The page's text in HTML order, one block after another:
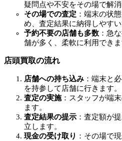
疑問点や不安をその場で解消
その場での査定 ：端末の状
め、査定結果に納得しやすい
予約不要の店舗も多数 ：急
舗が多く、柔軟に利用できま
店頭買取の流れ
店舗への持ち込み ：端末と
を持参して店舗に行きます。
査定の実施：スタッフが端
ます。
査定結果の提示 ：査定額が
立します。
現金の受け取り ：その場で